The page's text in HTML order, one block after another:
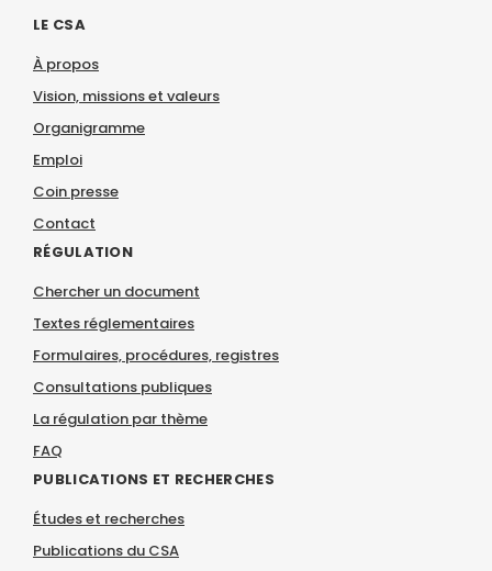
LE CSA
À propos
Vision, missions et valeurs
Organigramme
Emploi
Coin presse
Contact
RÉGULATION
Chercher un document
Textes réglementaires
Formulaires, procédures, registres
Consultations publiques
La régulation par thème
FAQ
PUBLICATIONS ET RECHERCHES
Études et recherches
Publications du CSA